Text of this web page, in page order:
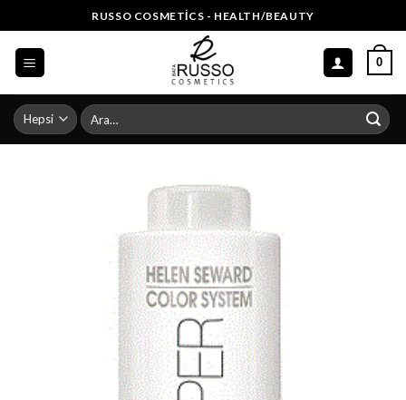
to
content
RUSSO COSMETICS - HEALTH/BEAUTY
0
Ara: